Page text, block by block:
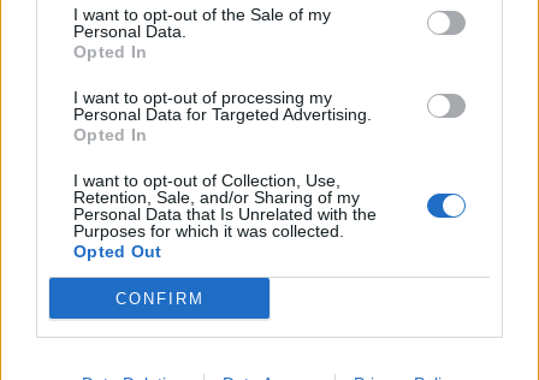
I want to opt-out of the Sale of my
Personal Data.
Opted In
I want to opt-out of processing my
Personal Data for Targeted Advertising.
Opted In
I want to opt-out of Collection, Use,
Retention, Sale, and/or Sharing of my
Personal Data that Is Unrelated with the
Purposes for which it was collected.
Opted Out
CONFIRM
Everett, a büszke polgármester